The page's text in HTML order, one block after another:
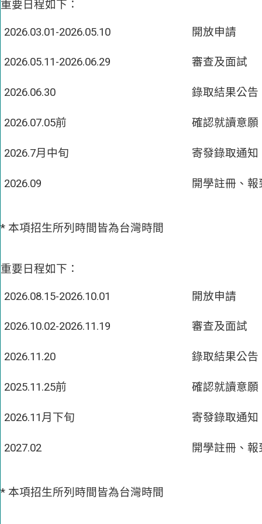
重要日程如下：
2026.03.01-2026.05.10 開放申請
2026.05.11-2026.06.29 審查及面試
2026.06.30 錄取結果公告
2026.07.05前 確認就讀意願
2026.7月中旬 寄發錄取通知
2026.09 開學註冊、報
* 本項招生所列時間皆為台灣時間
重要日程如下：
2026.08.15-2026.10.01 開放申請
2026.10.02-2026.11.19 審查及面試
2026.11.20 錄取結果公告
2025.11.25前 確認就讀意願
2026.11月下旬 寄發錄取通知
2027.02 開學註冊、報
* 本項招生所列時間皆為台灣時間